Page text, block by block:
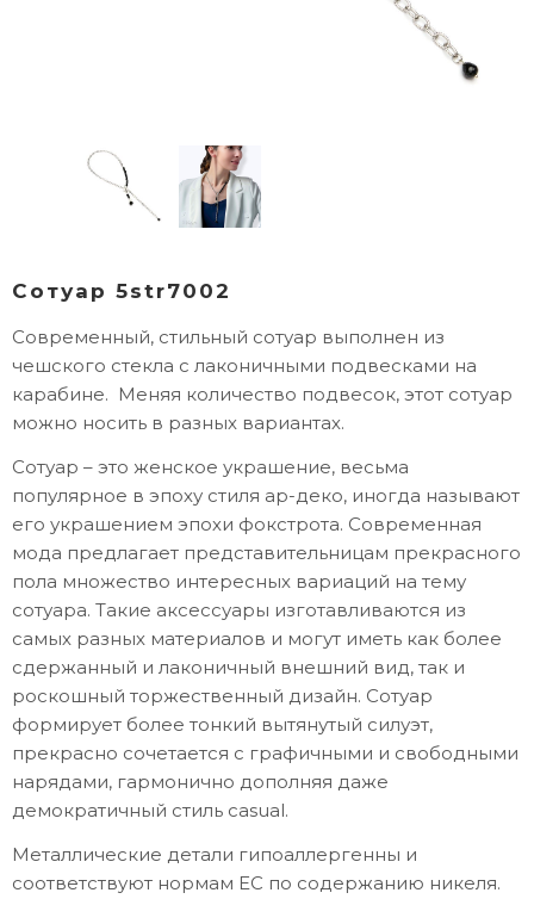
Сотуар 5str7002
Современный, стильный сотуар выполнен из
чешского стекла с лаконичными подвесками на
карабине. Меняя количество подвесок, этот сотуар
можно носить в разных вариантах.
Сотуар – это женское украшение, весьма
популярное в эпоху стиля ар-деко, иногда называют
его украшением эпохи фокстрота. Современная
мода предлагает представительницам прекрасного
пола множество интересных вариаций на тему
сотуара. Такие аксессуары изготавливаются из
самых разных материалов и могут иметь как более
сдержанный и лаконичный внешний вид, так и
роскошный торжественный дизайн. Сотуар
формирует более тонкий вытянутый силуэт,
прекрасно сочетается с графичными и свободными
нарядами, гармонично дополняя даже
демократичный стиль casual.
Металлические детали гипоаллергенны и
соответствуют нормам ЕС по содержанию никеля.